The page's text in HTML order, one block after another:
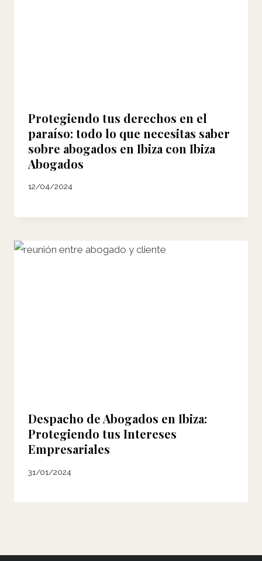
Protegiendo tus derechos en el
paraíso: todo lo que necesitas saber
sobre abogados en Ibiza con Ibiza
Abogados
12/04/2024
Despacho de Abogados en Ibiza:
Protegiendo tus Intereses
Empresariales
31/01/2024